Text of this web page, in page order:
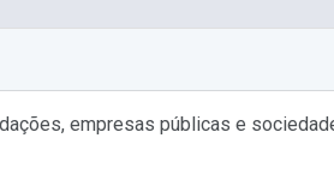
empresas públicas e